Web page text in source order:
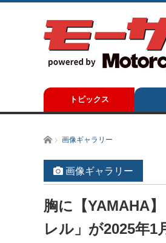
トピックス
ホーム画像ギャラリー
画像ギャラリー
胸に【YAMAHA
レル」が2025年1